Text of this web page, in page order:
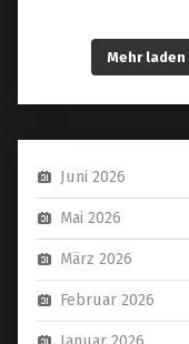
Mehr laden
Juni 2026
Mai 2026
März 2026
Februar 2026